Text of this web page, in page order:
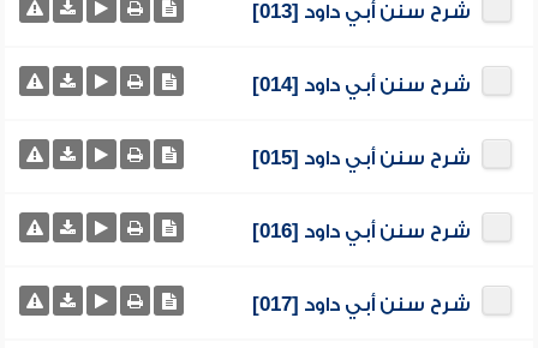
شرح سنن أبي داود [013]
شرح سنن أبي داود [014]
شرح سنن أبي داود [015]
شرح سنن أبي داود [016]
شرح سنن أبي داود [017]